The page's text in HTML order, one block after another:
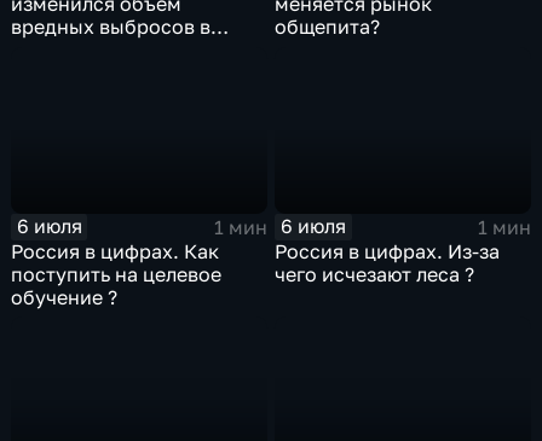
вредных выбросов в
общепита?
6 июля
1 мин
Россия в цифрах. Как
поступить на целевое
обучение ?
6 июля
1 мин
Россия в цифрах. Из-за
чего исчезают леса ?